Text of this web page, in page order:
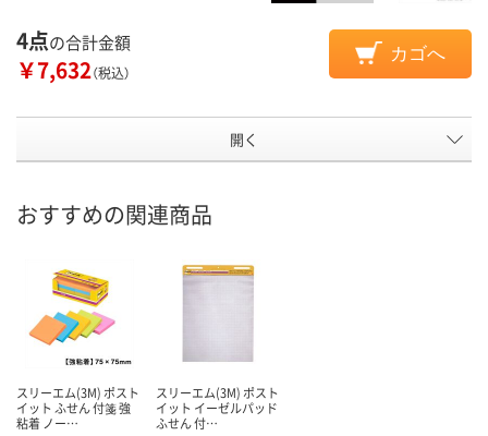
4点の合計金額
￥7,632（税込）
カゴへ
開く
おすすめの関連商品
スリーエム(3M) ポスト
イット ふせん 付箋 強
粘着 ノー…
スリーエム(3M) ポスト
イット イーゼルパッド
ふせん 付…